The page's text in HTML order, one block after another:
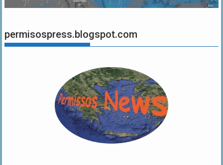
permisospress.blogspot.com